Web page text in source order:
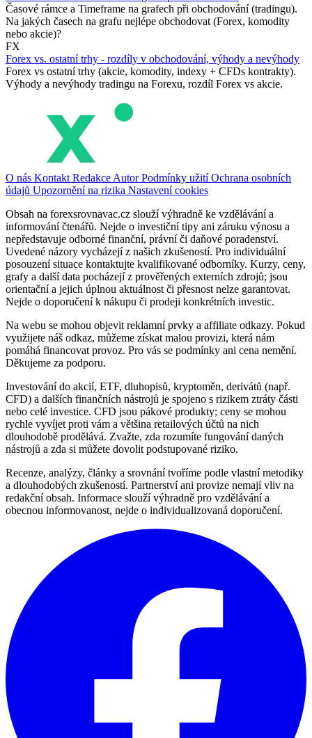
Časové rámce a Timeframe na grafech při obchodování (tradingu).
Na jakých časech na grafu nejlépe obchodovat (Forex, komodity
nebo akcie)?
FX
Forex vs. ostatní trhy - rozdíly v obchodování, výhody a nevýhody
Forex vs ostatní trhy (akcie, komodity, indexy + CFDs kontrakty).
Výhody a nevýhody tradingu na Forexu, rozdíl Forex vs akcie.
O nás Kontakt Redakce AutorPodmínky užitíOchrana osobních
údajů Upozornění na rizika Nastavení cookies
Obsah na forexsrovnavac.cz slouží výhradně ke vzdělávání a
informování čtenářů. Nejde o investiční tipy ani záruku výnosu a
nepředstavuje odborné finanční, právní či daňové poradenství.
Uvedené názory vycházejí z našich zkušeností. Pro individuální
posouzení situace kontaktujte kvalifikované odborníky. Kurzy, ceny,
grafy a další data pocházejí z prověřených externích zdrojů; jsou
orientační a jejich úplnou aktuálnost či přesnost nelze garantovat.
Nejde o doporučení k nákupu či prodeji konkrétních investic.
Na webu se mohou objevit reklamní prvky a affiliate odkazy. Pokud
využijete náš odkaz, můžeme získat malou provizi, která nám
pomáhá financovat provoz. Pro vás se podmínky ani cena nemění.
Děkujeme za podporu.
Investování do akcií, ETF, dluhopisů, kryptoměn, derivátů (např.
CFD) a dalších finančních nástrojů je spojeno s rizikem ztráty části
nebo celé investice. CFD jsou pákové produkty; ceny se mohou
rychle vyvíjet proti vám a většina retailových účtů na nich
dlouhodobě prodělává. Zvažte, zda rozumíte fungování daných
nástrojů a zda si můžete dovolit podstupované riziko.
Recenze, analýzy, články a srovnání tvoříme podle vlastní metodiky
a dlouhodobých zkušeností. Partnerství ani provize nemají vliv na
redakční obsah. Informace slouží výhradně pro vzdělávání a
obecnou informovanost, nejde o individualizovaná doporučení.